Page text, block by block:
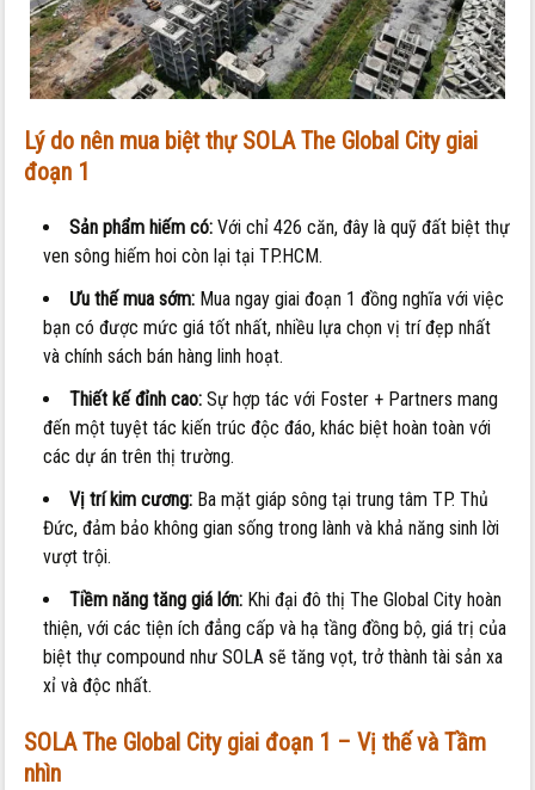
Lý do nên mua biệt thự SOLA The Global City giai
đoạn 1
Sản phẩm hiếm có: Với chỉ 426 căn, đây là quỹ đất biệt thự
ven sông hiếm hoi còn lại tại TP.HCM.
Ưu thế mua sớm: Mua ngay giai đoạn 1 đồng nghĩa với việc
bạn có được mức giá tốt nhất, nhiều lựa chọn vị trí đẹp nhất
và chính sách bán hàng linh hoạt.
Thiết kế đỉnh cao: Sự hợp tác với Foster + Partners mang
đến một tuyệt tác kiến trúc độc đáo, khác biệt hoàn toàn với
các dự án trên thị trường.
Vị trí kim cương: Ba mặt giáp sông tại trung tâm TP. Thủ
Đức, đảm bảo không gian sống trong lành và khả năng sinh lời
vượt trội.
Tiềm năng tăng giá lớn: Khi đại đô thị The Global City hoàn
thiện, với các tiện ích đẳng cấp và hạ tầng đồng bộ, giá trị của
biệt thự compound như SOLA sẽ tăng vọt, trở thành tài sản xa
xỉ và độc nhất.
SOLA The Global City giai đoạn 1 – Vị thế và Tầm
nhìn